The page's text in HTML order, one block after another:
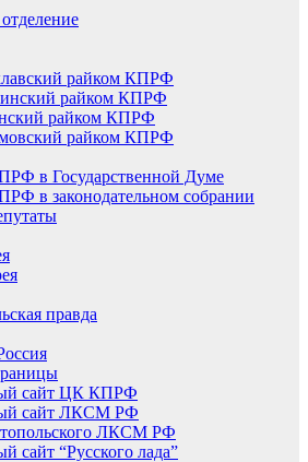
райком КПРФ
райком КПРФ
райком КПРФ
райком КПРФ
в Государственной Думе
в законодательном собрании
правда
сайт ЦК КПРФ
сайт ЛКСМ РФ
ЛКСМ РФ
сайт “Русского лада”